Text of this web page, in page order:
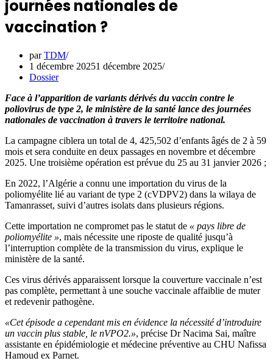
journées nationales de
vaccination ?
parTDM
1 décembre 20251 décembre 2025
Dossier
Face à l’apparition de variants dérivés du vaccin contre le
poliovirus de type 2, le ministère de la santé lance des journées
nationales de vaccination à travers le territoire national.
La campagne ciblera un total de 4, 425,502 d’enfants âgés de 2 à 59
mois et sera conduite en deux passages en novembre et décembre
2025. Une troisième opération est prévue du 25 au 31 janvier 2026 ;
En 2022, l’Algérie a connu une importation du virus de la
poliomyélite lié au variant de type 2 (cVDPV2) dans la wilaya de
Tamanrasset, suivi d’autres isolats dans plusieurs régions.
Cette importation ne compromet pas le statut de « pays libre de
poliomyélite », mais nécessite une riposte de qualité jusqu’à
l’interruption complète de la transmission du virus, explique le
ministère de la santé.
Ces virus dérivés apparaissent lorsque la couverture vaccinale n’est
pas complète, permettant à une souche vaccinale affaiblie de muter
et redevenir pathogène.
«Cet épisode a cependant mis en évidence la nécessité d’introduire
un vaccin plus stable, le nVPO2.», précise Dr Nacima Sai, maître
assistante en épidémiologie et médecine préventive au CHU Nafissa
Hamoud ex Parnet.